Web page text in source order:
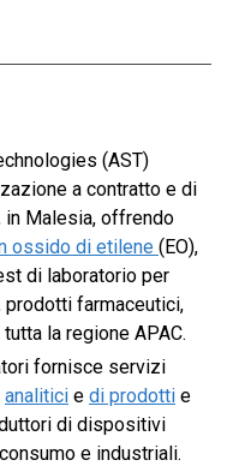
(AST)
a contratto e di
in Malesia, offrendo
ossido di etilene (EO),
di laboratorio per
farmaceutici,
la regione APAC.
fornisce servizi
analitici e di prodotti e
di dispositivi
e industriali.